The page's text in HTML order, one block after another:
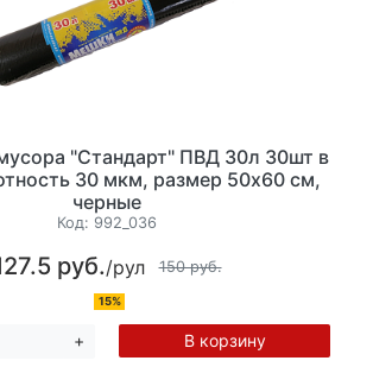
"Стандарт" ПВД 30л 30шт в
30 мкм, размер 50х60 см,
черные
Код: 992_036
руб./рул 150 руб.
15%
+ В корзину